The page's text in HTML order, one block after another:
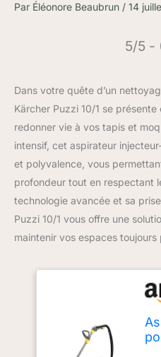
Par Éléonore Beaubrun / 14
5/5 -
Dans votre quête d’un
Kärcher Puzzi 10/1 se présente
redonner vie à vos tapis et
intensif, cet aspirateur
et polyvalence, vous
profondeur tout en respectant
technologie avancée et sa
Puzzi 10/1 vous offre une
maintenir vos espaces